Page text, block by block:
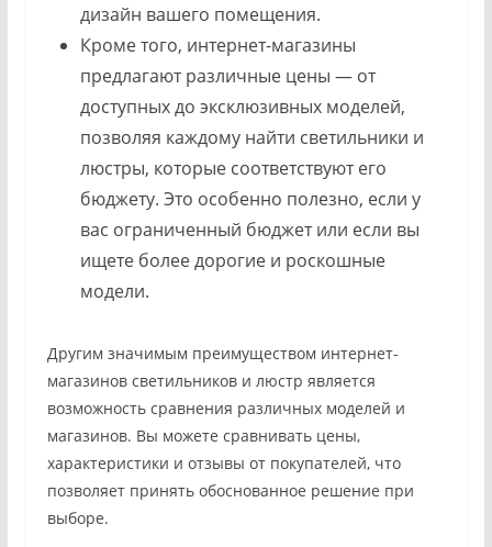
дизайн вашего помещения.
Кроме того, интернет-магазины
предлагают различные цены — от
доступных до эксклюзивных моделей,
позволяя каждому найти светильники и
люстры, которые соответствуют его
бюджету. Это особенно полезно, если у
вас ограниченный бюджет или если вы
ищете более дорогие и роскошные
модели.
Другим значимым преимуществом интернет-
магазинов светильников и люстр является
возможность сравнения различных моделей и
магазинов. Вы можете сравнивать цены,
характеристики и отзывы от покупателей, что
позволяет принять обоснованное решение при
выборе.